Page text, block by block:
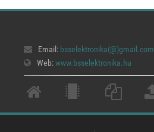
Email: bsselektronika(@)gmail.com
Web:www.bsselektronika.hu